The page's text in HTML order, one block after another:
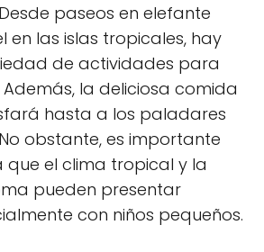
paseos en elefante
en las islas tropicales, hay
de actividades para
la deliciosa comida
hasta a los paladares
obstante, es importante
que el clima tropical y la
pueden presentar
con niños pequeños.